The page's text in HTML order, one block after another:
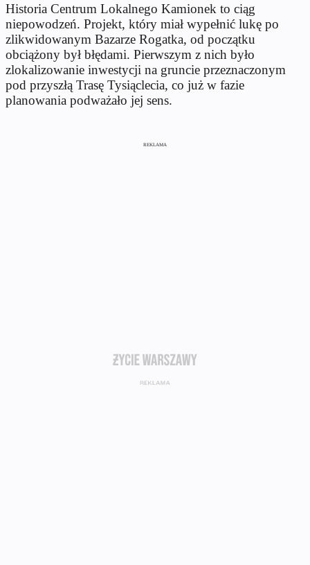
Historia Centrum Lokalnego Kamionek to ciąg
niepowodzeń. Projekt, który miał wypełnić lukę po
zlikwidowanym Bazarze Rogatka, od początku
obciążony był błędami. Pierwszym z nich było
zlokalizowanie inwestycji na gruncie przeznaczonym
pod przyszłą Trasę Tysiąclecia, co już w fazie
planowania podważało jej sens.
REKLAMA